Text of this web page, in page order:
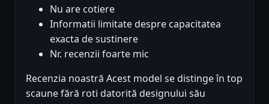
Nu are cotiere
Informatii limitate despre capacitatea
exacta de sustinere
Nr. recenzii foarte mic
Recenzia noastră Acest model se distinge în top
scaune fără roti datorită designului său